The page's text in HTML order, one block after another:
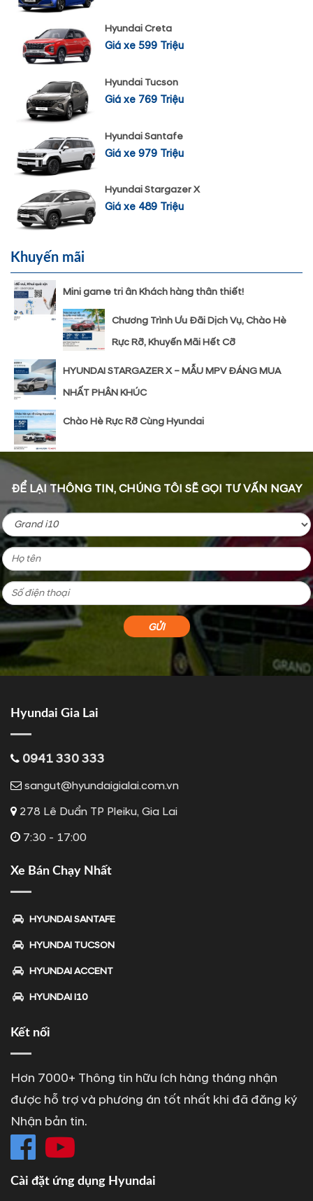
Hyundai Creta
Giá xe 599 Triệu
Hyundai Tucson
Giá xe 769 Triệu
Hyundai Santafe
Giá xe 979 Triệu
Hyundai Stargazer X
Giá xe 489 Triệu
Khuyến mãi
Mini game tri ân Khách hàng thân thiết!
Chương Trình Ưu Đãi Dịch Vụ, Chào Hè
Rực Rỡ, Khuyến Mãi Hết Cỡ
HYUNDAI STARGAZER X – MẪU MPV ĐÁNG MUA
NHẤT PHÂN KHÚC
Chào Hè Rực Rỡ Cùng Hyundai
ĐỂ LẠI THÔNG TIN, CHÚNG TÔI SẼ GỌI TƯ VẤN NGAY
Hyundai Gia Lai
0941 330 333
sangut@hyundaigialai.com.vn
278 Lê Duẩn TP Pleiku, Gia Lai
7:30 - 17:00
Xe Bán Chạy Nhất
HYUNDAI SANTAFE
HYUNDAI TUCSON
HYUNDAI ACCENT
HYUNDAI I10
Kết nối
Hơn 7000+ Thông tin hữu ích hàng tháng nhận
được hỗ trợ và phương án tốt nhất khi đã đăng ký
Nhận bản tin.
Cài đặt ứng dụng Hyundai